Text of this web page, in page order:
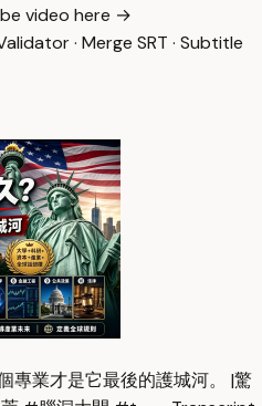
video here →
· Merge SRT · Subtitle
專業才是它最後的護城河。 |驚